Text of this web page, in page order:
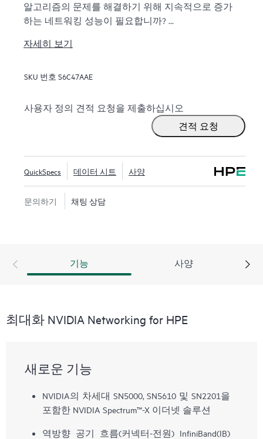
알고리즘의 문제를 해결하기 위해 지속적으로 증가
하는 네트워킹 성능이 필요합니까?
SN5610, NVIDIA Spectrum-X SN2201, NVIDIA Quantum-2
이더넷 패브릭에 호환되며 성능과 기능 세트 사이의
니다. NVIDIA Networking for HPE는 밀도 높은 2U 폼 팩
터에 구성 가능한 800GbE 포트와 더불어 양방향 스위
칭 쓰루풋 51.2TB/초의 400GbE 포트 수를 최대 128개
단하게 처리합니다. NVIDIA Spectrum SN2000 시리즈
스위치는 리프/스파인/슈퍼 스파인 데이터센터 애플
리케이션용으로 특별히 제작된 2세대 NVIDIA® 스위
치입니다. NVIDIA Quantum-2는 사전 구성된 프로그래
자세히 보기
SKU 번호 S6C47AAE
사용자 정의 견적 요청을 제출하십시오
견적 요청
QuickSpecs 데이터 시트 사양
문의하기 채팅 상담
기능 사양
최대화 NVIDIA Networking for HPE
새로운 기능
NVIDIA의 차세대 SN5000, SN5610 및 SN2201을
포함한 NVIDIA Spectrum™-X 이더넷 솔루션
역방향 공기 흐름(커넥터-전원) InfiniBand(IB)